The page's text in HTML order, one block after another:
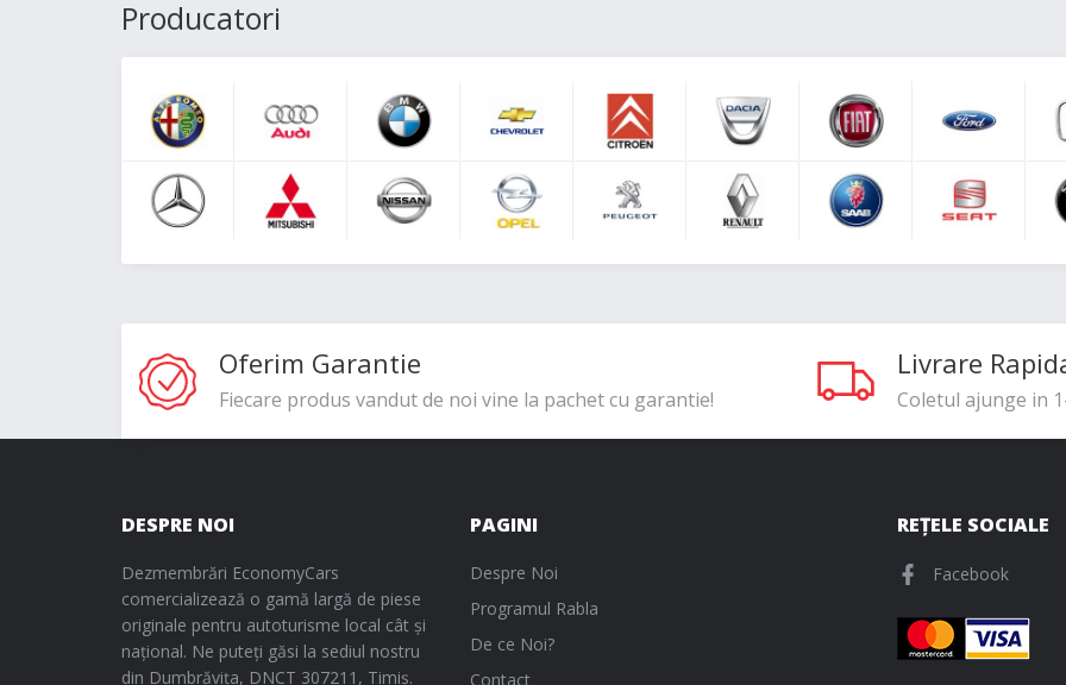
Producatori
Oferim Garantie
Fiecare produs vandut de noi vine la pachet cu garantie!
Livrare
Coletul ajunge in
DESPRE NOI
Dezmembrări EconomyCars
comercializează o gamă largă de piese
originale pentru autoturisme local cât și
național. Ne puteți găsi la sediul nostru
din Dumbrăvița, DNCT 307211, Timiș.
PAGINI
Despre Noi
Programul Rabla
De ce Noi?
Contact
REȚELE SOCIALE
Facebook